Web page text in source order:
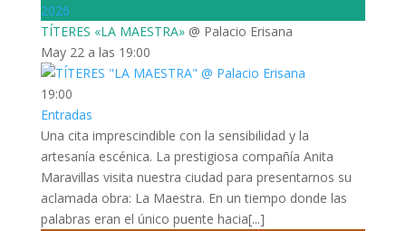
2026
TÍTERES «LA MAESTRA» @ Palacio Erisana
May 22 a las 19:00
19:00
Entradas
Una cita imprescindible con la sensibilidad y la
artesanía escénica. La prestigiosa compañía Anita
Maravillas visita nuestra ciudad para presentarnos su
aclamada obra: La Maestra. En un tiempo donde las
palabras eran el único puente hacia[...]